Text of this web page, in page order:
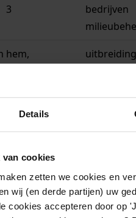
Details
van cookies
zetten we cookies en
wij (en derde partijen) uw
cookies accepteren door op
3
bedrijven
hem,
uitbreiding
2
inrichting
hem,
melding